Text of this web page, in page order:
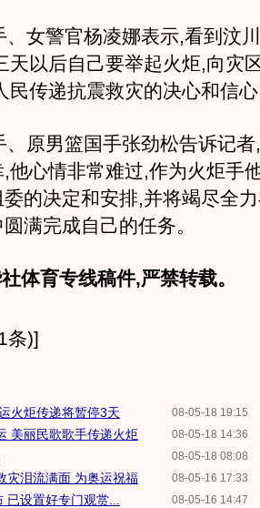
女警官杨凌娜表示,看到汶
天以后自己要举起火炬,向灾
民传递抗震救灾的决心和信
原男篮国手张劲松告诉记者
他心情非常难过,作为火炬手
的决定和安排,并将竭尽全
满完成自己的任务。
体育专线稿件,严禁转载。
条)]
08-05-18 19:15
火炬传递将暂停3天
08-05-18 14:36
美丽民歌歌手传递火炬
08-05-18 08:08
08-05-16 17:33
灾泪流满面 为奥运祝福
08-05-16 14:47
设置好专门观赏...